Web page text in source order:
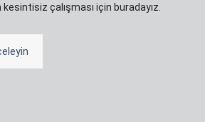
kesintisiz çalışması için buradayız.